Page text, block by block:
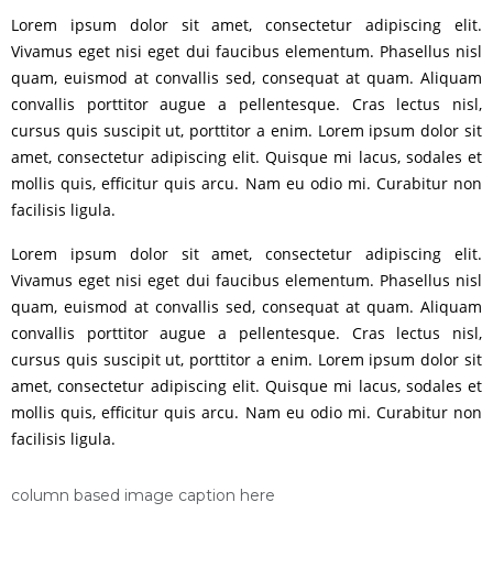
Lorem ipsum dolor sit amet, consectetur adipiscing elit.
Vivamus eget nisi eget dui faucibus elementum. Phasellus nisl
quam, euismod at convallis sed, consequat at quam. Aliquam
convallis porttitor augue a pellentesque. Cras lectus nisl,
cursus quis suscipit ut, porttitor a enim. Lorem ipsum dolor sit
amet, consectetur adipiscing elit. Quisque mi lacus, sodales et
mollis quis, efficitur quis arcu. Nam eu odio mi. Curabitur non
facilisis ligula.
Lorem ipsum dolor sit amet, consectetur adipiscing elit.
Vivamus eget nisi eget dui faucibus elementum. Phasellus nisl
quam, euismod at convallis sed, consequat at quam. Aliquam
convallis porttitor augue a pellentesque. Cras lectus nisl,
cursus quis suscipit ut, porttitor a enim. Lorem ipsum dolor sit
amet, consectetur adipiscing elit. Quisque mi lacus, sodales et
mollis quis, efficitur quis arcu. Nam eu odio mi. Curabitur non
facilisis ligula.
column based image caption here